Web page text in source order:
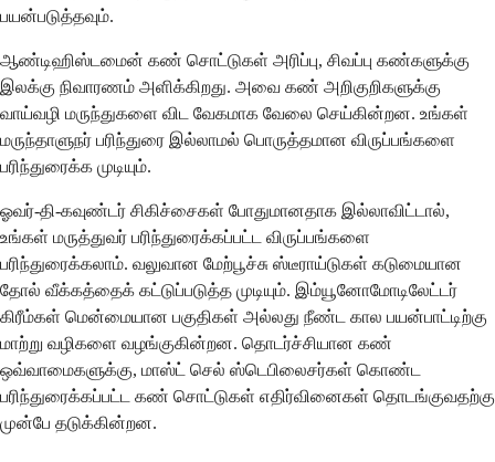
பயன்படுத்தவும்.
ஆண்டிஹிஸ்டமைன் கண் சொட்டுகள் அரிப்பு, சிவப்பு கண்களுக்கு
இலக்கு நிவாரணம் அளிக்கிறது. அவை கண் அறிகுறிகளுக்கு
வாய்வழி மருந்துகளை விட வேகமாக வேலை செய்கின்றன. உங்கள்
மருந்தாளுநர் பரிந்துரை இல்லாமல் பொருத்தமான விருப்பங்களை
பரிந்துரைக்க முடியும்.
ஓவர்-தி-கவுண்டர் சிகிச்சைகள் போதுமானதாக இல்லாவிட்டால்,
உங்கள் மருத்துவர் பரிந்துரைக்கப்பட்ட விருப்பங்களை
பரிந்துரைக்கலாம். வலுவான மேற்பூச்சு ஸ்டீராய்டுகள் கடுமையான
தோல் வீக்கத்தைக் கட்டுப்படுத்த முடியும். இம்யூனோமோடிலேட்டர்
கிரீம்கள் மென்மையான பகுதிகள் அல்லது நீண்ட கால பயன்பாட்டிற்கு
மாற்று வழிகளை வழங்குகின்றன. தொடர்ச்சியான கண்
ஒவ்வாமைகளுக்கு, மாஸ்ட் செல் ஸ்டெபிலைசர்கள் கொண்ட
பரிந்துரைக்கப்பட்ட கண் சொட்டுகள் எதிர்வினைகள் தொடங்குவதற்கு
முன்பே தடுக்கின்றன.